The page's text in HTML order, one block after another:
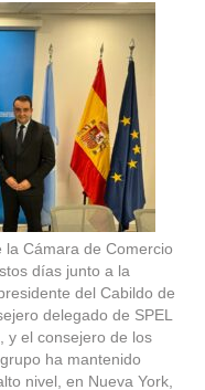
Cámara de Comercio
días junto a la
del Cabildo de
delegado de SPEL
y el consejero de los
ha mantenido
nivel, en Nueva York,